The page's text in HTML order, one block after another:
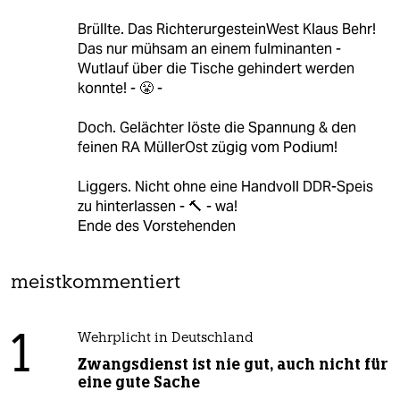
Brüllte. Das RichterurgesteinWest Klaus Behr!
Das nur mühsam an einem fulminanten -
Wutlauf über die Tische gehindert werden
konnte! - 😤 -
Doch. Gelächter löste die Spannung & den
feinen RA MüllerOst zügig vom Podium!
Liggers. Nicht ohne eine Handvoll DDR-Speis
zu hinterlassen - 🔨 - wa!
Ende des Vorstehenden
meistkommentiert
1 Wehrplicht in Deutschland
Zwangsdienst ist nie gut, auch nicht für
eine gute Sache